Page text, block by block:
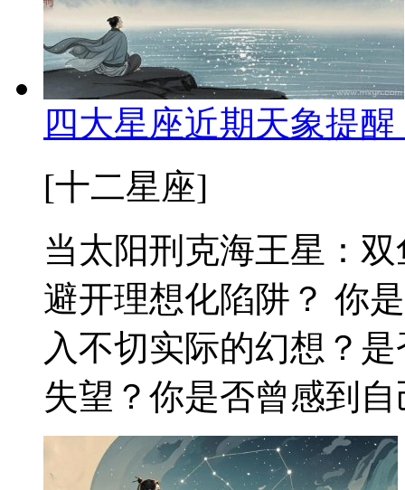
四大星座近期天象提
[十二星座]
当太阳刑克海王星：
避开理想化陷阱？ 你
入不切实际的幻想？
失望？你是否曾感到